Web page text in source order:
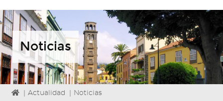
página
de
Facebook
página
de
Twitter
canal
de
Youtube
Noticias
IconoActualidad Noticias